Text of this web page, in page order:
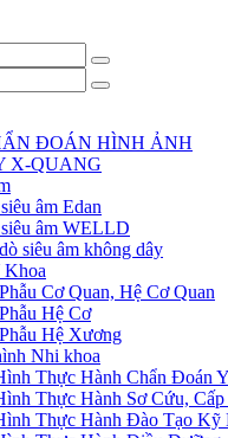
ĐOÁN HÌNH ẢNH
X-QUANG
âm Edan
âm WELLD
siêu âm không dây
Cơ Quan, Hệ Cơ Quan
Hệ Cơ
Hệ Xương
Nhi khoa
Thực Hành Chẩn Đoán
Thực Hành Sơ Cứu, Cấp
Thực Hành Đào Tạo Kỹ